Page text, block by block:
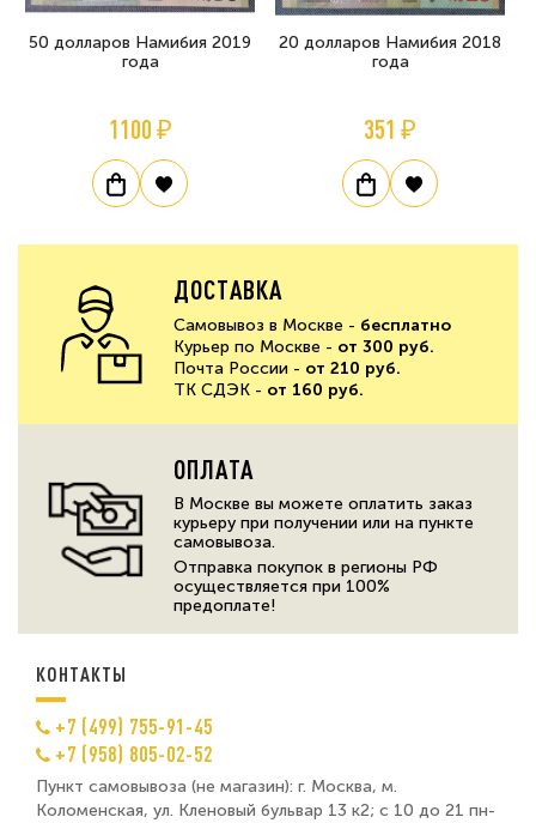
50 долларов Намибия 2019
года
1100 ₽
20 долларов Намибия 2018
года
351 ₽
ДОСТАВКА
Самовывоз в Москве - бесплатно
Курьер по Москве - от 300 руб.
Почта России - от 210 руб.
ТК СДЭК - от 160 руб.
ОПЛАТА
В Москве вы можете оплатить заказ
курьеру при получении или на пункте
самовывоза.
Отправка покупок в регионы РФ
осуществляется при 100%
предоплате!
КОНТАКТЫ
+7 (499) 755-91-45
+7 (958) 805-02-52
Пункт самовывоза (не магазин): г. Москва, м.
Коломенская, ул. Кленовый бульвар 13 к2; с 10 до 21 пн-